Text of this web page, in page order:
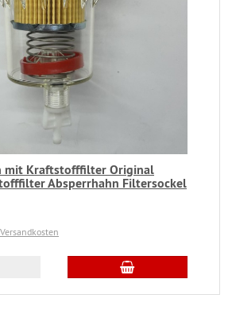
mit Kraftstofffilter Original
Absperrhahn Filtersockel